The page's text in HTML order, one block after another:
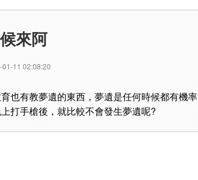
來阿
01-11 02:08:20
也有教夢遺的東西，夢遺是任何時候都有機率
打手槍後，就比較不會發生夢遺呢?